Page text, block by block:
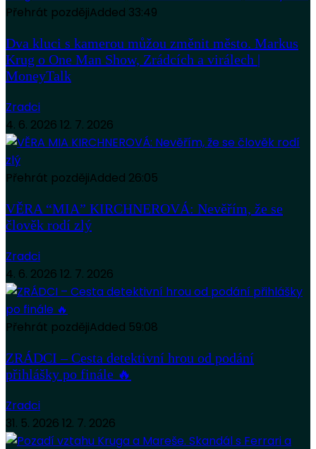
Přehrát pozdějiAdded 33:49
Dva kluci s kamerou můžou změnit město. Markus
Krug o One Man Show, Zrádcích a virálech |
MoneyTalk
Zradci
4. 6. 2026 12. 7. 2026
Přehrát pozdějiAdded 26:05
VĚRA “MIA” KIRCHNEROVÁ: Nevěřím, že se
člověk rodí zlý
Zradci
4. 6. 2026 12. 7. 2026
Přehrát pozdějiAdded 59:08
ZRÁDCI – Cesta detektivní hrou od podání
přihlášky po finále 🔥
Zradci
31. 5. 2026 12. 7. 2026